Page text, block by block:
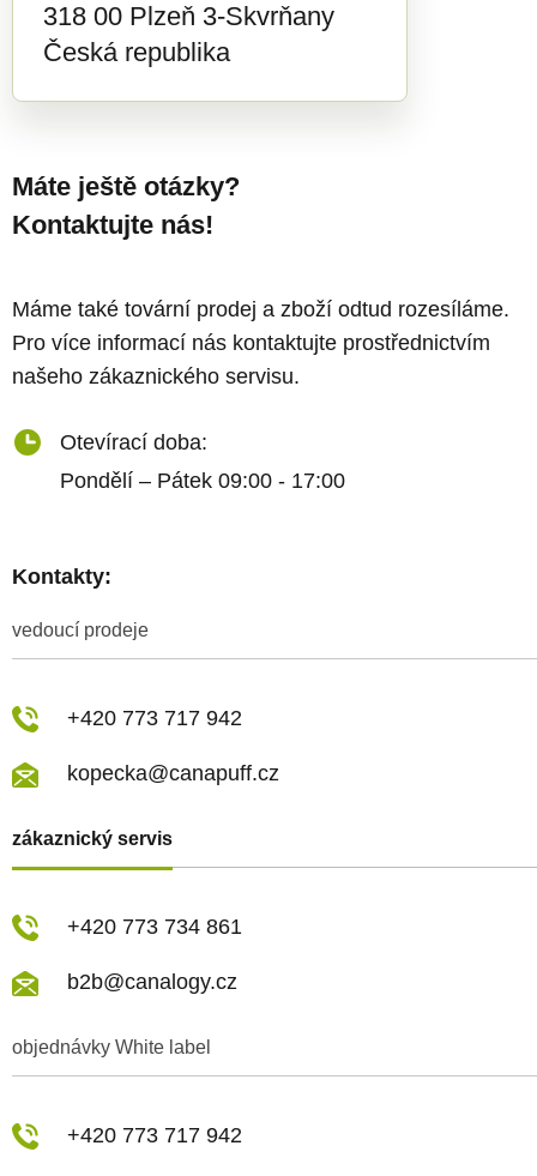
318 00 Plzeň 3-Skvrňany
Česká republika
Máte ještě otázky?
Kontaktujte nás!
Máme také tovární prodej a zboží odtud rozesíláme.
Pro více informací nás kontaktujte prostřednictvím
našeho zákaznického servisu.
Otevírací doba:
Pondělí – Pátek 09:00 - 17:00
Kontakty:
zákaznický servis
vedoucí prodeje
objednávky White label
+420 773 717 942
kopecka@canapuff.cz
+420 773 734 861
b2b@canalogy.cz
+420 773 717 942